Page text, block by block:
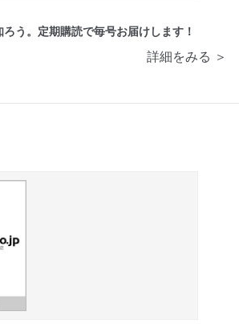
う。定期購読で毎号お届けします！
詳細をみる ＞